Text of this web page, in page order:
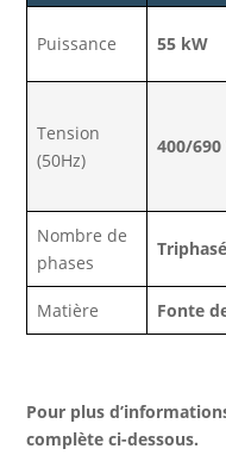
Puissance 55 kW
Tension
(50Hz)
400/690
Nombre de
phases
Triphasé
Matière Fonte
Pour plus
complète ci-dessous.